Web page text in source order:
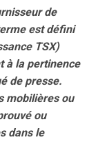
de
est défini
TSX)
à la pertinence
de presse.
mobilières ou
ou
dans le